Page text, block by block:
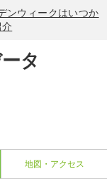
ンウィークはいつか
タ
地図・アクセス